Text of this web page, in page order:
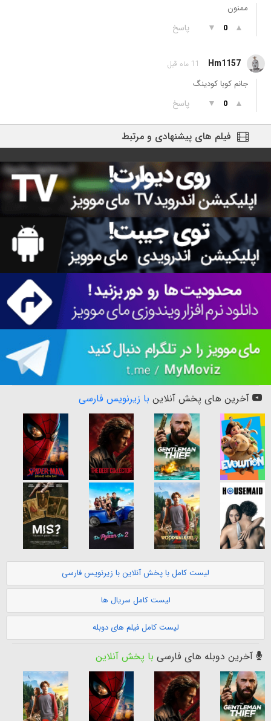
ممنون
▲
0
▼ پاسخ
Hm1157 11 ماه قبل
جانم کوبا کودینگ
▲
0
▼ پاسخ
فیلم های پیشنهادی و مرتبط
آخرین های پخش آنلاین با زیرنویس فارسی
لیست کامل با پخش آنلاین با زیرنویس فارسی
لیست کامل سریال ها
لیست کامل فیلم های دوبله
آخرین دوبله های فارسی با پخش آنلاین